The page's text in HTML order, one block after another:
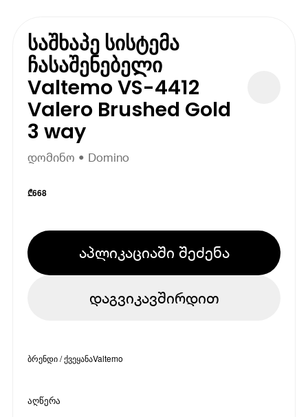
საშხაპე სისტემა
ჩასაშენებელი
Valtemo VS-4412
Valero Brushed Gold
3 way
დომინო • Domino
₾668
აპლიკაციაში შეძენა
დაგვიკავშირდით
ბრენდი / ქვეყანაValtemo
აღწერა